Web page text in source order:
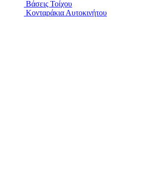
Βάσεις Τοίχου
Κονταράκια Αυτοκινήτου